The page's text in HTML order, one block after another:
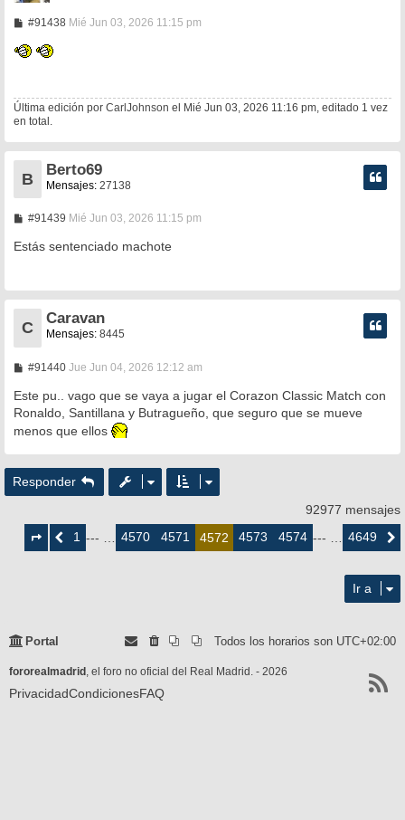
#91438M
e
Mié Jun 03, 2026 11:15 pm
Última edición por CarlJohnson el Mié Jun 03, 2026 11:16 pm, editado 1 vez
en total.
B
Berto69
Mensajes: 27138
#91439M
n
e
Mié Jun 03, 2026 11:15 pm
Estás sentenciado machote
C
Caravan
Mensajes: 8445
#91440M
n
a
j
Jue Jun 04, 2026 12:12 am
Este pu.. vago que se vaya a jugar el Corazon Classic Match con
Ronaldo, Santillana y Butragueño, que seguro que se mueve
menos que ellos
Responder
92977 mensajes
deAnterior
1 --- … 4570 4571 4572 4573 4574 --- … 4649
Ir a
Portal Todos los horarios son UTC+02:00
fororealmadrid , el foro no oficial del Real Madrid. - 2026
PrivacidadCondicionesFAQ